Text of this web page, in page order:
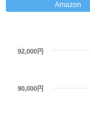
Amazon
90,000円
92,000円